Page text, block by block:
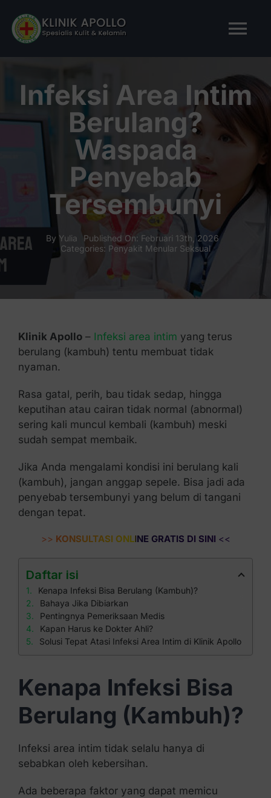
content
TENTANG KAMI
LAYANAN KAMI
ARTIKEL
Tanya Apollo
Kontak Kami
Infeksi Area Intim
Berulang?
Waspada
Penyebab
Tersembunyi
By Yulia
Published On: Februari 13th, 2026
Categories: Penyakit Menular Seksual
Klinik Apollo– Infeksi area intim yang terus
berulang (kambuh) tentu membuat tidak
nyaman.
Rasa gatal, perih, bau tidak sedap, hingga
keputihan atau cairan tidak normal (abnormal)
sering kali muncul kembali (kambuh) meski
sudah sempat membaik.
Jika Anda mengalami kondisi ini berulang kali
(kambuh), jangan anggap sepele. Bisa jadi ada
penyebab tersembunyi yang belum di tangani
dengan tepat.
>> KONSULTASI ONLINE GRATIS DI SINI <<
Daftar isi
Kenapa Infeksi Bisa Berulang (Kambuh)?
Bahaya Jika Dibiarkan
Pentingnya Pemeriksaan Medis
Kapan Harus ke Dokter Ahli?
Solusi Tepat Atasi Infeksi Area Intim di Klinik Apollo
Kenapa Infeksi Bisa
Berulang (Kambuh)?
Infeksi area intim tidak selalu hanya di
sebabkan oleh kebersihan.
Ada beberapa faktor yang dapat memicu